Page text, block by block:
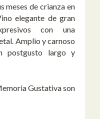
meses de crianza en
elegante de gran
con una
Amplio y carnoso
postgusto largo y
Gustativa son